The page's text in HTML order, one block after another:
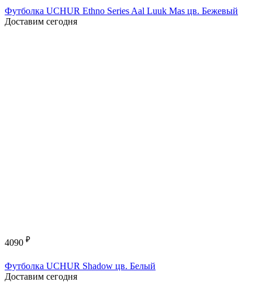
Футболка UCHUR Ethno Series Aal Luuk Mas цв. Бежевый
Доставим сегодня
4090 ₽
Футболка UCHUR Shadow цв. Белый
Доставим сегодня